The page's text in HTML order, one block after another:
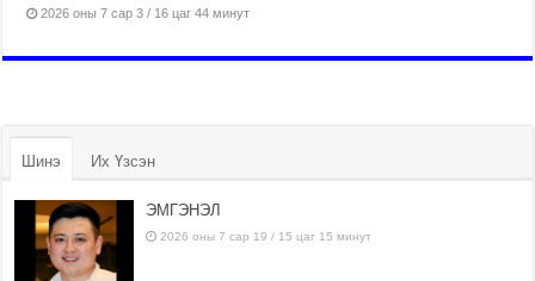
2026 оны 7 сар 3 / 16 цаг 44 минут
Шинэ Их Үзсэн
ЭМГЭНЭЛ
2026 оны 7 сар 19 / 15 цаг 15 минут